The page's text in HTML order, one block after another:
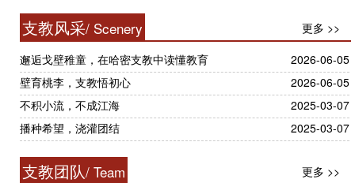
支教风采/ Scenery
更多 >>
邂逅戈壁稚童，在哈密支教中读懂教育
2026-06-05
壁育桃李，支教悟初心
2026-06-05
不积小流，不成江海
2025-03-07
播种希望，浇灌团结
2025-03-07
支教团队/ Team
更多 >>